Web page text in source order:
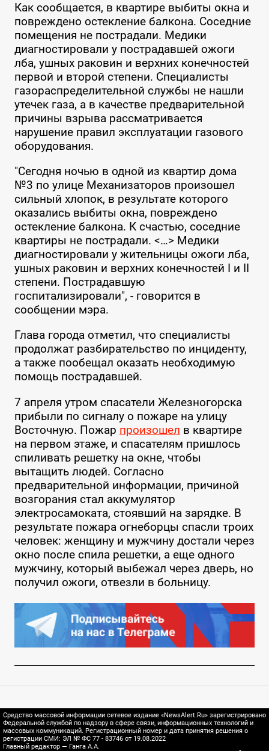
Как сообщается, в квартире выбиты окна и
повреждено остекление балкона. Соседние
помещения не пострадали. Медики
диагностировали у пострадавшей ожоги
лба, ушных раковин и верхних конечностей
первой и второй степени. Специалисты
газораспределительной службы не нашли
утечек газа, а в качестве предварительной
причины взрыва рассматривается
нарушение правил эксплуатации газового
оборудования.
"Сегодня ночью в одной из квартир дома
№3 по улице Механизаторов произошел
сильный хлопок, в результате которого
оказались выбиты окна, повреждено
остекление балкона. К счастью, соседние
квартиры не пострадали. <…> Медики
диагностировали у жительницы ожоги лба,
ушных раковин и верхних конечностей I и II
степени. Пострадавшую
госпитализировали", - говорится в
сообщении мэра.
Глава города отметил, что специалисты
продолжат разбирательство по инциденту,
а также пообещал оказать необходимую
помощь пострадавшей.
7 апреля утром спасатели Железногорска
прибыли по сигналу о пожаре на улицу
Восточную. Пожар произошел в квартире
на первом этаже, и спасателям пришлось
спиливать решетку на окне, чтобы
вытащить людей. Согласно
предварительной информации, причиной
возгорания стал аккумулятор
электросамоката, стоявший на зарядке. В
результате пожара огнеборцы спасли троих
человек: женщину и мужчину достали через
окно после спила решетки, а еще одного
мужчину, который выбежал через дверь, но
получил ожоги, отвезли в больницу.
Средство массовой информации сетевое издание «NewsAlert.Ru» зарегистрировано
Федеральной службой по надзору в сфере связи, информационных технологий и
массовых коммуникаций. Регистрационный номер и дата принятия решения о
регистрации СМИ: ЭЛ № ФС 77 - 83746 от 19.08.2022
Главный редактор — Ганга А.А.